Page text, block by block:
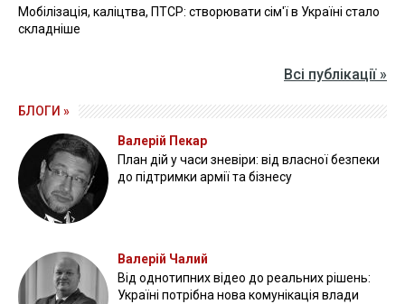
Мобілізація, каліцтва, ПТСР: створювати сім'ї в Україні стало
складніше
Всі публікації »
БЛОГИ »
Валерій Пекар
План дій у часи зневіри: від власної безпеки
до підтримки армії та бізнесу
Валерій Чалий
Від однотипних відео до реальних рішень:
Україні потрібна нова комунікація влади